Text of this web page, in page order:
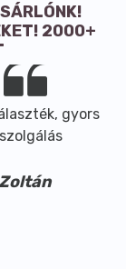
2000+
gyors